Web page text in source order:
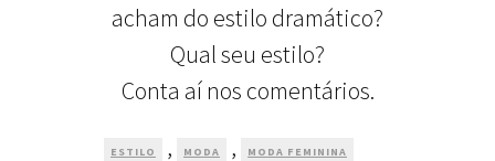
acham do estilo dramático?
Qual seu estilo?
Conta aí nos comentários.
ESTILO , MODA , MODA FEMININA